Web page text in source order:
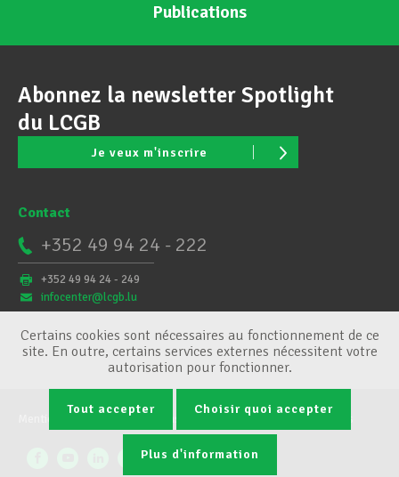
Publications
Abonnez la newsletter Spotlight
du LCGB
Je veux m'inscrire
Contact
+352 49 94 24 - 222
+352 49 94 24 - 249
infocenter@lcgb.lu
Conditions générales Gestion des cookies
Certains cookies sont nécessaires au fonctionnement de ce
site. En outre, certains services externes nécessitent votre
autorisation pour fonctionner.
Tout accepter Choisir quoi accepter
Plus d'information